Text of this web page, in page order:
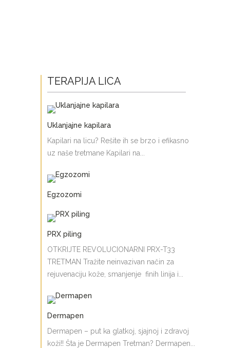
TERAPIJA LICA
Uklanjajne kapilara
Kapilari na licu? Rešite ih se brzo i efikasno
uz naše tretmane Kapilari na...
Egzozomi
PRX piling
OTKRIJTE REVOLUCIONARNI PRX-T33
TRETMAN Tražite neinvazivan način za
rejuvenaciju kože, smanjenje finih linija i...
Dermapen
Dermapen – put ka glatkoj, sjajnoj i zdravoj
koži!! Šta je Dermapen Tretman? Dermapen...